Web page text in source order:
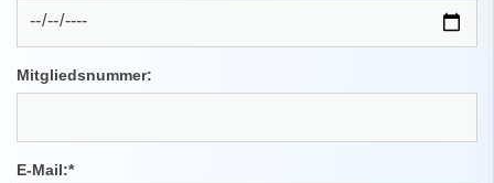
Mitgliedsnummer:
E-Mail:*